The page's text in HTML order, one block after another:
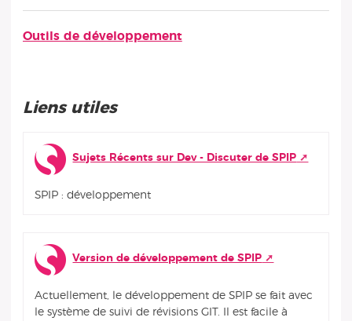
Outils de développement
Liens utiles
Sujets Récents sur Dev - Discuter de SPIP
SPIP : développement
Version de développement de SPIP
Actuellement, le développement de SPIP se fait avec
le système de suivi de révisions GIT. Il est facile à